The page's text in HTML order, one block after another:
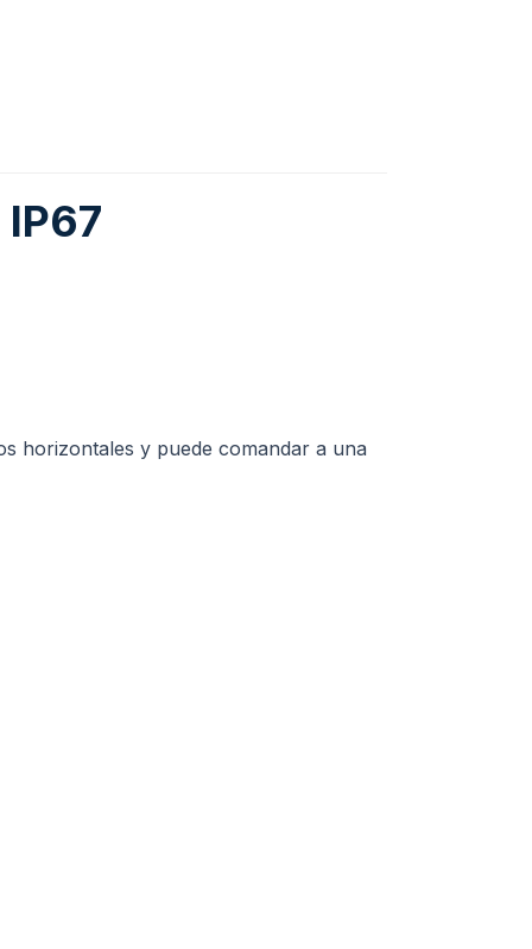
horizontales y puede comandar a una